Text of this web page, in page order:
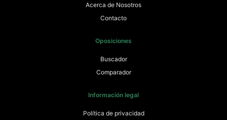
Acerca de Nosotros
Contacto
Oposiciones
Buscador
Comparador
Información legal
Política de privacidad